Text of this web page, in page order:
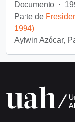
Documento ·
Parte de
1994)
Aylwin Azócar,